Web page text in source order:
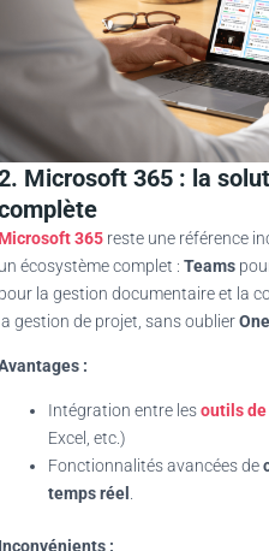
Microsoft 365 : la
365 reste une référence
écosystème complet : Teams
la gestion documentaire et la
gestion de projet, sans oublier
:
Intégration entre lesoutils
Excel, etc.)
Fonctionnalités avancées de
temps réel
: